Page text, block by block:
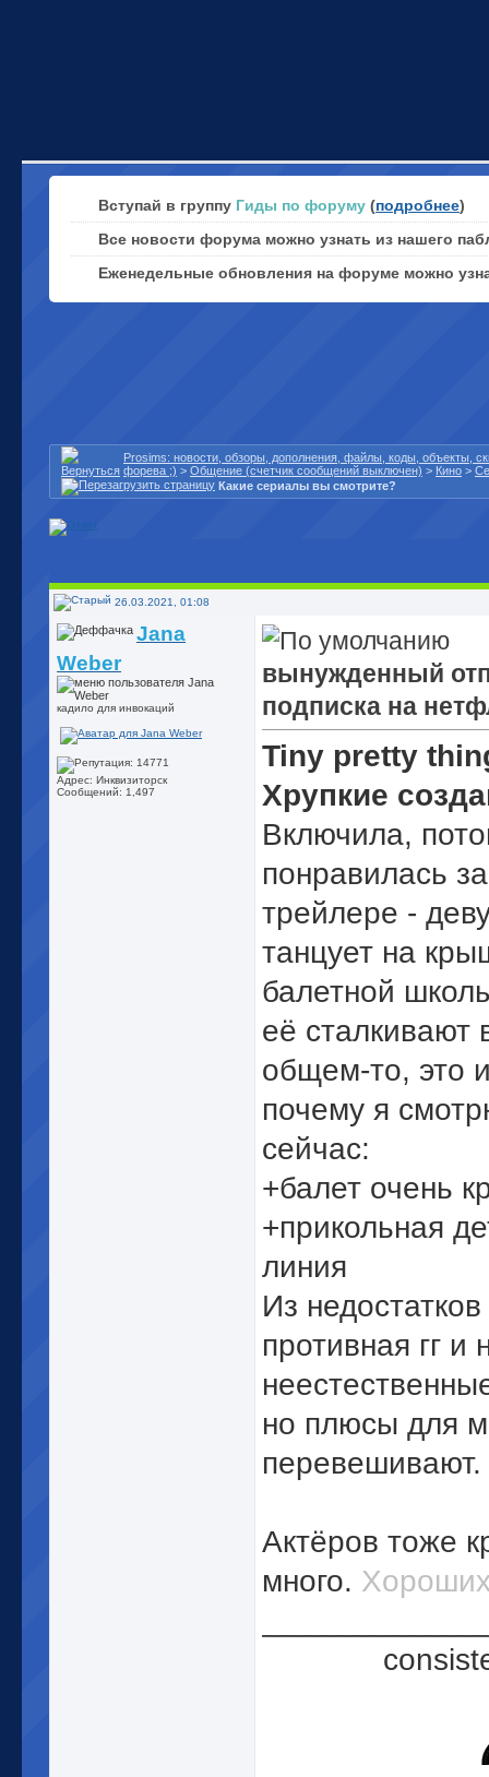
Вступай в группу Гиды по форуму (подробнее)
Все новости форума можно узнать из нашего
Еженедельные обновления на форуме можно
Prosims: новости, обзоры, дополнения, файлы, коды, объекты,
форева ;) > Общение (счетчик сообщений выключен) > Кино >
Какие сериалы вы смотрите?
26.03.2021, 01:08
Jana
Weber
кадило для инвокаций
Адрес: Инквизиторск
Сообщений: 1,497
вынужденный
подписка на
Tiny pretty
Хрупкие
Включила,
понравилась
трейлере -
танцует на
балетной
её сталкивают
общем-то, это
почему я
сейчас:
+балет очень
+прикольная
линия
Из недостатков
противная гг и
но плюсы для
перевешивают.
Актёров тоже
много.